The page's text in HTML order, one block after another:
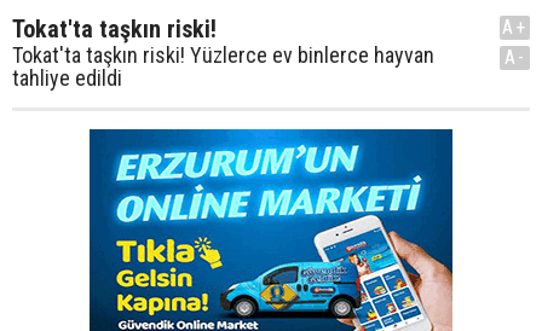
Tokat'ta taşkın riski!
Tokat'ta taşkın riski! Yüzlerce ev binlerce hayvan
tahliye edildi
A+
A-